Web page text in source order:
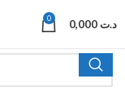
0 د.ت